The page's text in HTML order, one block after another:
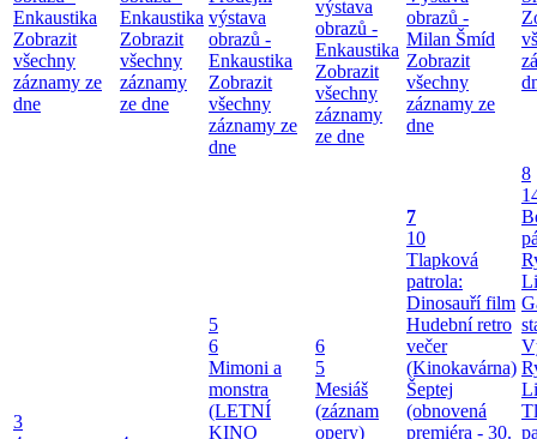
Enkaustika
Zobrazit
všechny
záznamy ze
dne
Enkaustika
Zobrazit
všechny
záznamy
ze dne
výstava
obrazů -
Enkaustika
Zobrazit
všechny
záznamy ze
dne
výstava
obrazů -
Enkaustika
Zobrazit
všechny
záznamy
ze dne
obrazů -
Milan Šmíd
Zobrazit
všechny
záznamy ze
dne
3
5
6
Mimoni a
monstra
(LETNÍ
KINO
6
5
Mesiáš
(záznam
opery)
7
10
Tlapková
patrola:
Dinosauří film
Hudební retro
večer
(Kinokavárna)
Šeptej
(obnovená
premiéra - 30.
8